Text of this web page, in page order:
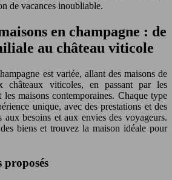
de vacances inoubliable.
en champagne : de
au château viticole
est variée, allant des maisons de
châteaux viticoles, en passant par les
les maisons contemporaines. Chaque type
unique, avec des prestations et des
aux besoins et aux envies des voyageurs.
biens et trouvez la maison idéale pour
proposés